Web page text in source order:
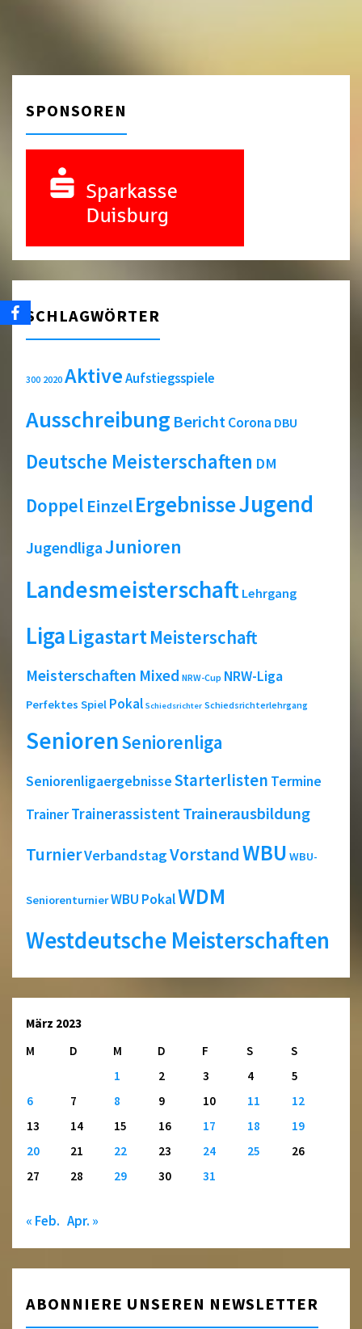
SPONSOREN
SCHLAGWÖRTER
300 2020 AktiveAufstiegsspiele
Ausschreibung BerichtCorona DBU
Deutsche Meisterschaften DM
Doppel EinzelErgebnisseJugend
JugendligaJunioren
Landesmeisterschaft Lehrgang
LigaLigastartMeisterschaft
Meisterschaften Mixed NRW-Cup NRW-Liga
Perfektes Spiel Pokal Schiedsrichter Schiedsrichterlehrgang
SeniorenSeniorenliga
SeniorenligaergebnisseStarterlisten Termine
TrainerTrainerassistentTrainerausbildung
TurnierVerbandstagVorstandWBU WBU-
SeniorenturnierWBU PokalWDM
Westdeutsche Meisterschaften
März 2023
M
D M D F S
S
1
2 3 4
5
6
7 8 9 10 11
12
13
14 15 16 17 18
19
20
21 22 23 24 25
26
27
28 29 30 31
« Feb. Apr. »
ABONNIERE UNSEREN NEWSLETTER